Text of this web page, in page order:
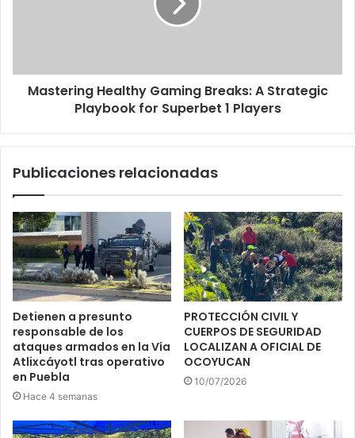
Mastering Healthy Gaming Breaks: A Strategic
Playbook for Superbet 1 Players
Publicaciones relacionadas
Detienen a presunto
responsable de los
ataques armados en la Vía
Atlixcáyotl tras operativo
en Puebla
Hace 4 semanas
PROTECCIÓN CIVIL Y
CUERPOS DE SEGURIDAD
LOCALIZAN A OFICIAL DE
OCOYUCAN
10/07/2026